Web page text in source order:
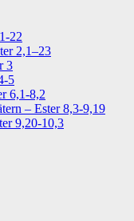
22
2,1–23
3
5
6,1-8,2
– Ester 8,3-9,19
9,20-10,3